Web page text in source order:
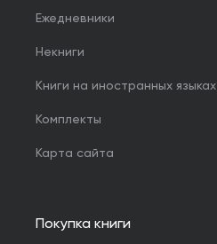
Ежедневники
Некниги
Книги на иностранных языках
Комплекты
Карта сайта
Покупка книги